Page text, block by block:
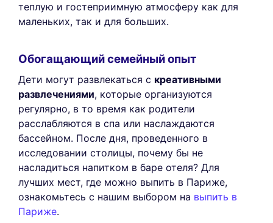
теплую и гостеприимную атмосферу как для
маленьких, так и для больших.
Обогащающий семейный опыт
Дети могут развлекаться с креативными
развлечениями, которые организуются
регулярно, в то время как родители
расслабляются в спа или наслаждаются
бассейном. После дня, проведенного в
исследовании столицы, почему бы не
насладиться напитком в баре отеля? Для
лучших мест, где можно выпить в Париже,
ознакомьтесь с нашим выбором на выпить в
Париже.